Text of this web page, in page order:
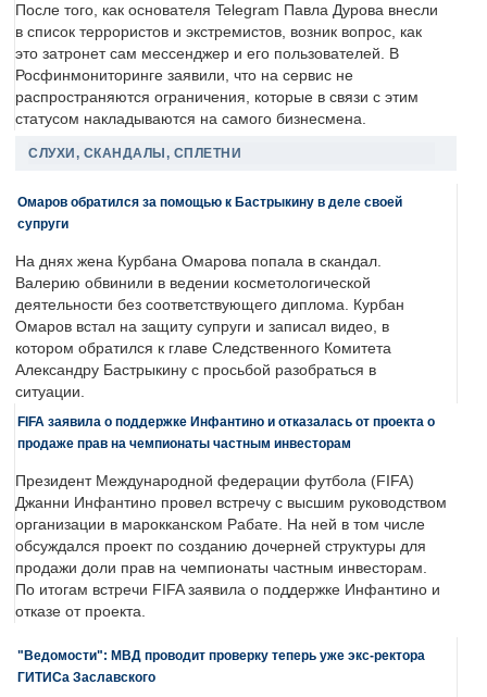
После того, как основателя Telegram Павла Дурова внесли
в список террористов и экстремистов, возник вопрос, как
это затронет сам мессенджер и его пользователей. В
Росфинмониторинге заявили, что на сервис не
распространяются ограничения, которые в связи с этим
статусом накладываются на самого бизнесмена.
СЛУХИ, СКАНДАЛЫ, СПЛЕТНИ
Омаров обратился за помощью к Бастрыкину в деле своей
супруги
На днях жена Курбана Омарова попала в скандал.
Валерию обвинили в ведении косметологической
деятельности без соответствующего диплома. Курбан
Омаров встал на защиту супруги и записал видео, в
котором обратился к главе Следственного Комитета
Александру Бастрыкину с просьбой разобраться в
ситуации.
FIFA заявила о поддержке Инфантино и отказалась от проекта о
продаже прав на чемпионаты частным инвесторам
Президент Международной федерации футбола (FIFA)
Джанни Инфантино провел встречу с высшим руководством
организации в марокканском Рабате. На ней в том числе
обсуждался проект по созданию дочерней структуры для
продажи доли прав на чемпионаты частным инвесторам.
По итогам встречи FIFA заявила о поддержке Инфантино и
отказе от проекта.
"Ведомости": МВД проводит проверку теперь уже экс-ректора
ГИТИСа Заславского